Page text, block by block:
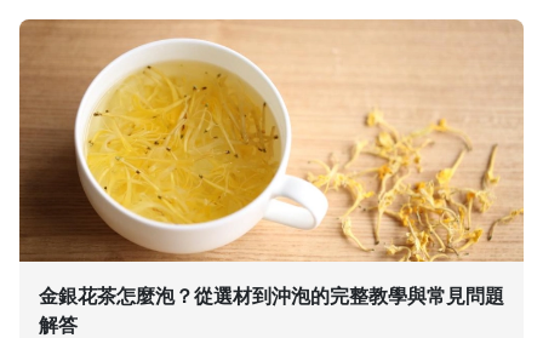
金銀花茶怎麼泡？從選材到沖泡的完整教學與常見問題
解答